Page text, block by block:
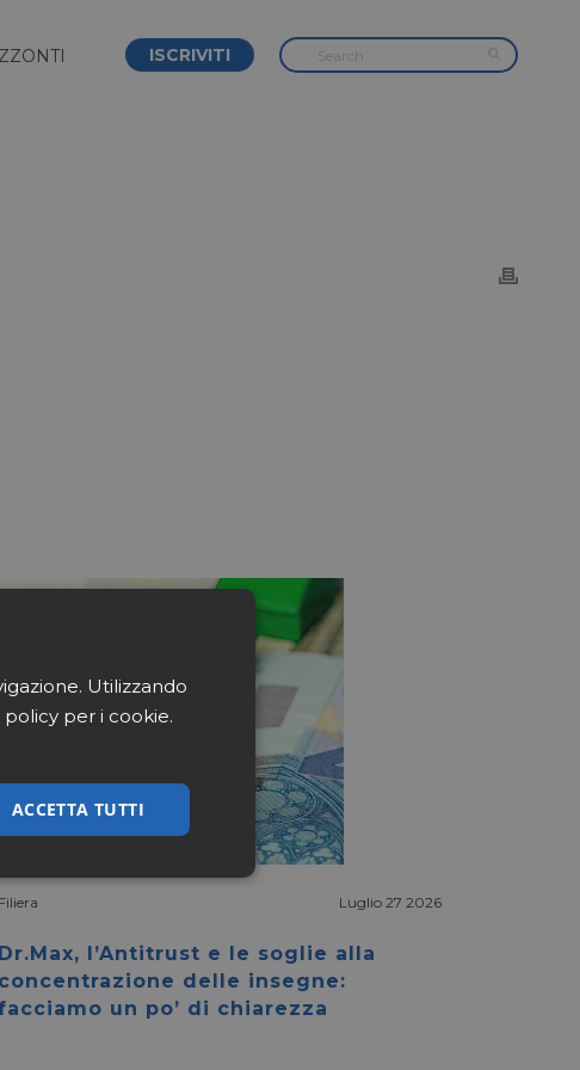
ISCRIVITI
Filiera Luglio 27 2026
Dr.Max, l’Antitrust e le soglie alla
concentrazione delle insegne:
un po’ di chiarezza
Utilizzando
per i cookie.
ACCETTA TUTTI
classificati